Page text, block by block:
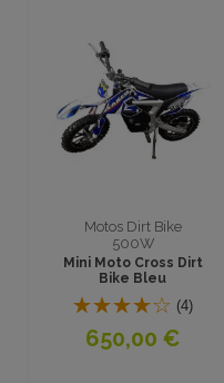
Motos Dirt Bike
500W
Mini Moto Cross Dirt
Bike Bleu
(4)
650,00 €